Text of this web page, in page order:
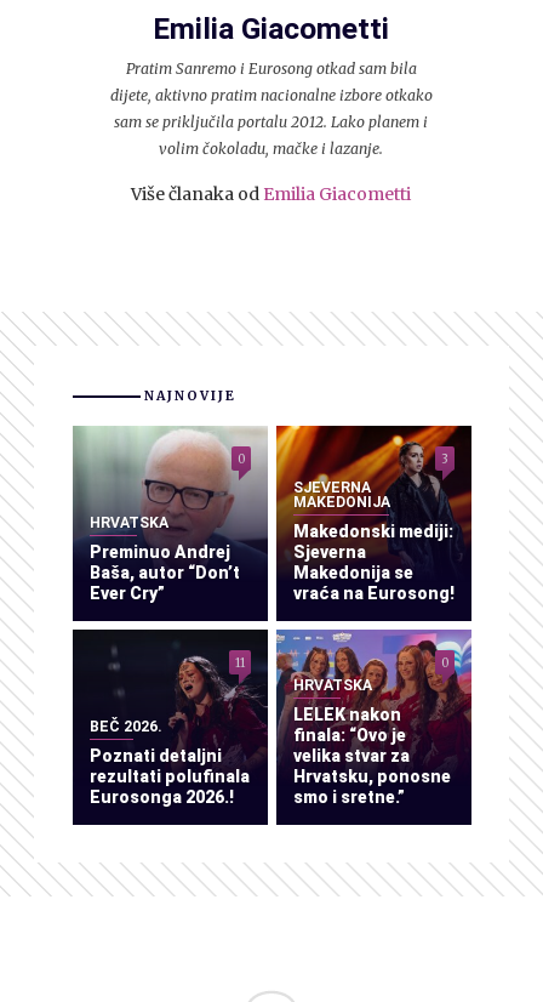
Emilia Giacometti
Pratim Sanremo i Eurosong otkad sam bila
dijete, aktivno pratim nacionalne izbore otkako
sam se priključila portalu 2012. Lako planem i
volim čokoladu, mačke i lazanje.
Više članaka od Emilia Giacometti
NAJNOVIJE
HRVATSKA
Preminuo Andrej
Baša, autor “Don’t
Ever Cry”
0
SJEVERNA
MAKEDONIJA
Makedonski mediji:
Sjeverna
Makedonija se
vraća na Eurosong!
3
BEČ 2026.
Poznati detaljni
rezultati polufinala
Eurosonga 2026.!
11
HRVATSKA
LELEK nakon
finala: “Ovo je
velika stvar za
Hrvatsku, ponosne
smo i sretne.”
0